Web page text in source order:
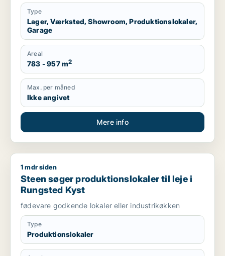
Type
Lager, Værksted, Showroom, Produktionslokaler,
Garage
Areal
783 - 957 m2
Max. per måned
Ikke angivet
Mere info
Steen søger produktionslokaler til leje i Rungsted Kyst
1 mdr siden
Steen søger produktionslokaler til leje i
Rungsted Kyst
fødevare godkende lokaler eller industrikøkken
Type
Produktionslokaler